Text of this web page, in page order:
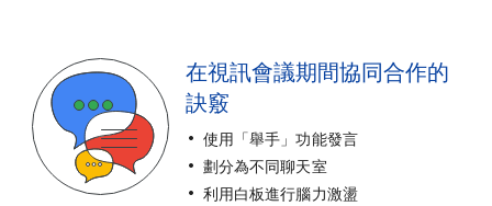
在視訊會議期間協同合作的
訣竅
使用「舉手」功能發言
劃分為不同聊天室
利用白板進行腦力激盪